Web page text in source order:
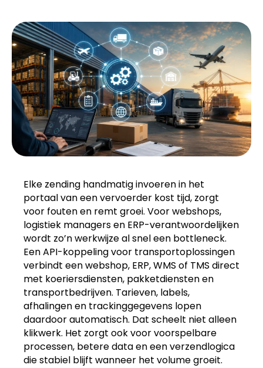
Elke zending handmatig invoeren in het
portaal van een vervoerder kost tijd, zorgt
voor fouten en remt groei. Voor webshops,
logistiek managers en ERP-verantwoordelijken
wordt zo’n werkwijze al snel een bottleneck.
Een API-koppeling voor transportoplossingen
verbindt een webshop, ERP, WMS of TMS direct
met koeriersdiensten, pakketdiensten en
transportbedrijven. Tarieven, labels,
afhalingen en trackinggegevens lopen
daardoor automatisch. Dat scheelt niet alleen
klikwerk. Het zorgt ook voor voorspelbare
processen, betere data en een verzendlogica
die stabiel blijft wanneer het volume groeit.